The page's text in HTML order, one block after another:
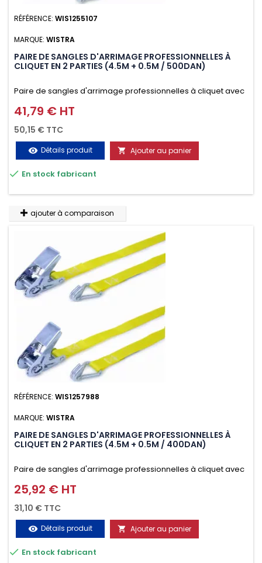
RÉFÉRENCE: WIS1255107
MARQUE: WISTRA
PAIRE DE SANGLES D'ARRIMAGE PROFESSIONNELLES À
CLIQUET EN 2 PARTIES (4.5M + 0.5M / 500DAN)
Paire de sangles d'arrimage professionnelles à cliquet avec
crochet en 2 parties (4.5M + 0.5M / 500daN), simple et rapide
d'utilisation. Permet d'arrimer et de sécuriser vos
chargements pendant le transport. Matière polyester très
résistante aux UV et aux variations de températures,
n'absorbe pas l'eau.
Prix
41,79 € HT
50,15 € TTC
visibility Détails produit  Ajouter au panier
 En stock fabricant
ajouter à comparaison
RÉFÉRENCE: WIS1257988
MARQUE: WISTRA
PAIRE DE SANGLES D'ARRIMAGE PROFESSIONNELLES À
CLIQUET EN 2 PARTIES (4.5M + 0.5M / 400DAN)
Paire de sangles d'arrimage professionnelles à cliquet avec
crochet en 2 parties (4.5M + 0.5M / 400daN), simple et rapide
d'utilisation. Permet d'arrimer et de sécuriser
vos chargements pendant le transport. Matière polyester
très résistante aux UV et aux variations de températures,
n'absorbe pas l'eau.
Prix
25,92 € HT
31,10 € TTC
visibility Détails produit  Ajouter au panier
 En stock fabricant